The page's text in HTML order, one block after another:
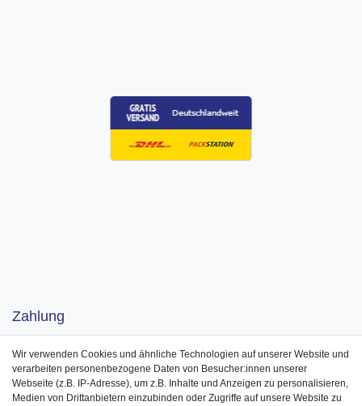
Zahlung
Wir verwenden Cookies und ähnliche Technologien auf unserer Website und
verarbeiten personenbezogene Daten von Besucher:innen unserer
Webseite (z.B. IP-Adresse), um z.B. Inhalte und Anzeigen zu personalisieren,
Medien von Drittanbietern einzubinden oder Zugriffe auf unsere Website zu